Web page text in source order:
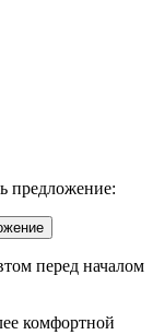
предложение:
перед началом
комфортной